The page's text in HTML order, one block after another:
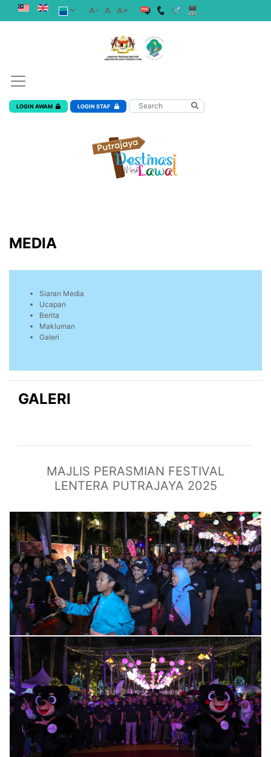
A- A A+
LOGIN AWAM LOGIN STAF
MEDIA
Siaran Media
Ucapan
Berita
Makluman
Galeri
GALERI
MAJLIS PERASMIAN FESTIVAL
LENTERA PUTRAJAYA 2025